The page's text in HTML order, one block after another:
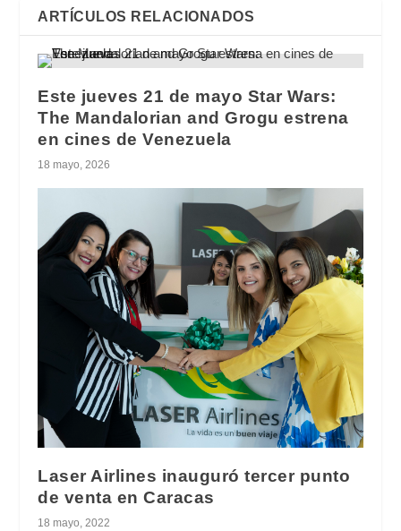
ARTÍCULOS RELACIONADOS
Este jueves 21 de mayo Star Wars:
The Mandalorian and Grogu estrena
en cines de Venezuela
18 mayo, 2026
Laser Airlines inauguró tercer punto
de venta en Caracas
18 mayo, 2022